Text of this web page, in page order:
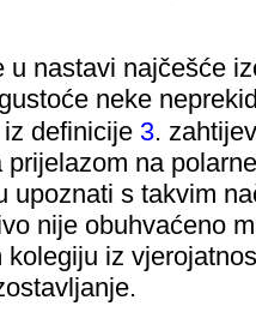
u nastavi najčešće
neke
definicije 3.
prijelazom na
upoznati s takvim
nije obuhvaćeno
kolegiju iz